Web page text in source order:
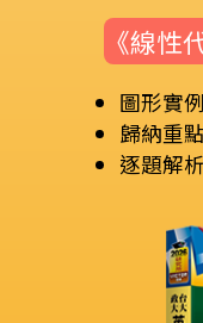
《線性
圖形實
歸納重
逐題解